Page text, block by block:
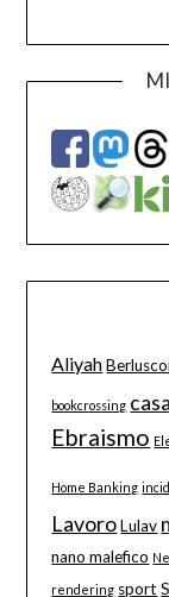
Aliyah
bookcrossing casa
Ebraismo
Home Banking
Lavoro Lulav
nano malefico
rendering sport